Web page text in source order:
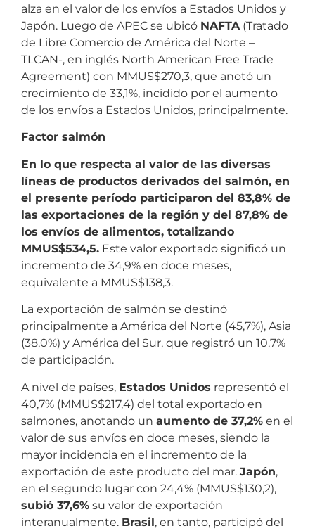
alza en el valor de los envíos a Estados Unidos y
Japón. Luego de APEC se ubicó NAFTA(Tratado
de Libre Comercio de América del Norte –
TLCAN-, en inglés North American Free Trade
Agreement) con MMUS$270,3, que anotó un
crecimiento de 33,1%, incidido por el aumento
de los envíos a Estados Unidos, principalmente.
Factor salmón
En lo que respecta al valor de las diversas
líneas de productos derivados del salmón, en
el presente período participaron del 83,8% de
las exportaciones de la región y del 87,8% de
los envíos de alimentos, totalizando
MMUS$534,5. Este valor exportado significó un
incremento de 34,9% en doce meses,
equivalente a MMUS$138,3.
La exportación de salmón se destinó
principalmente a América del Norte (45,7%), Asia
(38,0%) y América del Sur, que registró un 10,7%
de participación.
A nivel de países, Estados Unidos representó el
40,7% (MMUS$217,4) del total exportado en
salmones, anotando un aumento de 37,2% en el
valor de sus envíos en doce meses, siendo la
mayor incidencia en el incremento de la
exportación de este producto del mar. Japón,
en el segundo lugar con 24,4% (MMUS$130,2),
subió 37,6% su valor de exportación
interanualmente. Brasil, en tanto, participó del